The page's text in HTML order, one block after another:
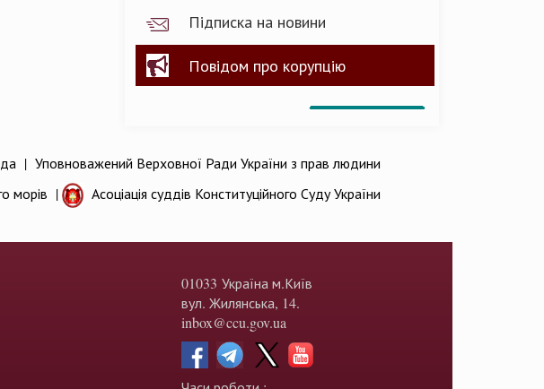
Підписка на новини
Повідом про корупцію
| Уповноважений Верховної Ради України з прав людини
морів | Асоціація суддів Конституційного Суду України
01033 Україна м.Київ
вул. Жилянська, 14.
inbox@ccu.gov.ua